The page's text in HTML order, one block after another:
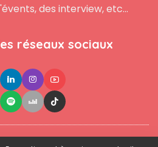
des interview, etc...
réseaux sociaux